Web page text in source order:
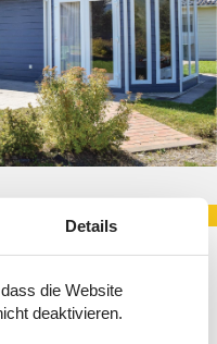
der Mosel zu mieten.
Landschaften
übertritt die Mosel die
Details
die Website
deaktivieren.